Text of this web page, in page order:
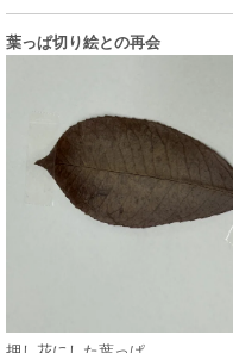
葉っぱ切り絵との再会